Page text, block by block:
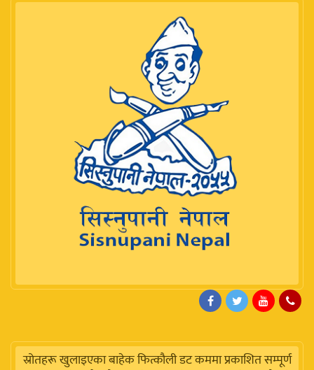
स्रोतहरू खुलाइएका बाहेक फित्कौली डट कममा प्रकाशित सम्पूर्ण